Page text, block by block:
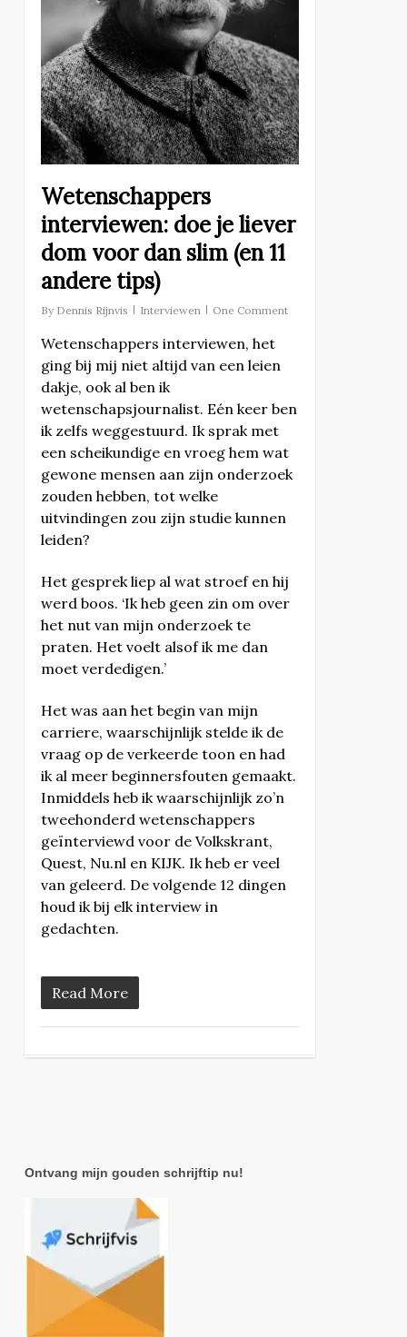
Wetenschappers
interviewen: doe je liever
dom voor dan slim (en 11
andere tips)
By Dennis Rijnvis Interviewen One Comment
Wetenschappers interviewen, het
ging bij mij niet altijd van een leien
dakje, ook al ben ik
wetenschapsjournalist. Eén keer ben
ik zelfs weggestuurd. Ik sprak met
een scheikundige en vroeg hem wat
gewone mensen aan zijn onderzoek
zouden hebben, tot welke
uitvindingen zou zijn studie kunnen
leiden?
Het gesprek liep al wat stroef en hij
werd boos. ‘Ik heb geen zin om over
het nut van mijn onderzoek te
praten. Het voelt alsof ik me dan
moet verdedigen.’
Het was aan het begin van mijn
carriere, waarschijnlijk stelde ik de
vraag op de verkeerde toon en had
ik al meer beginnersfouten gemaakt.
Inmiddels heb ik waarschijnlijk zo’n
tweehonderd wetenschappers
geïnterviewd voor de Volkskrant,
Quest, Nu.nl en KIJK. Ik heb er veel
van geleerd. De volgende 12 dingen
houd ik bij elk interview in
gedachten.
Read More
Ontvang mijn gouden schrijftip nu!